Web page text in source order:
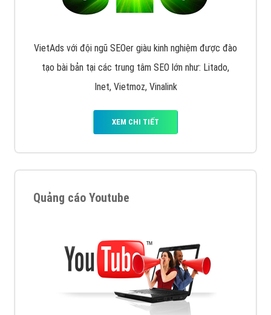
VietAds với đội ngũ SEOer giàu kinh nghiệm được đào
tạo bài bản tại các trung tâm SEO lớn như: Litado,
Inet, Vietmoz, Vinalink
XEM CHI TIẾT
Quảng cáo Youtube